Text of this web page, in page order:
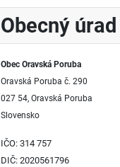
Obecný úrad
Obec Oravská Poruba
Oravská Poruba č. 290
027 54, Oravská Poruba
Slovensko
IČO: 314 757
DIČ: 2020561796